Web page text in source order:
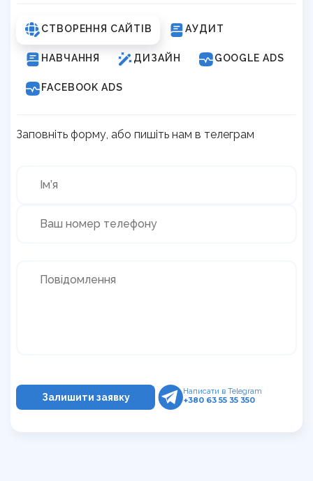
СТВОРЕННЯ САЙТІВ АУДИТ
НАВЧАННЯ ДИЗАЙН GOOGLE ADS
FACEBOOK ADS
Заповніть форму, або пишіть нам в телеграм
Написати в Telegram
+380 63 55 35 350